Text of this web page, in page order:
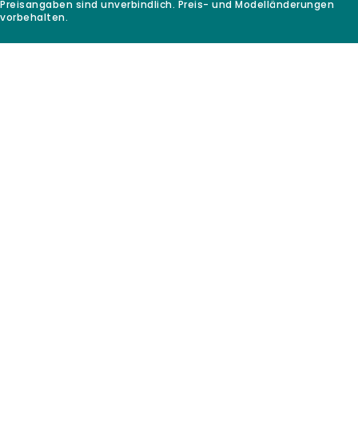
Preisangaben sind unverbindlich. Preis- und Modelländerungen
vorbehalten.